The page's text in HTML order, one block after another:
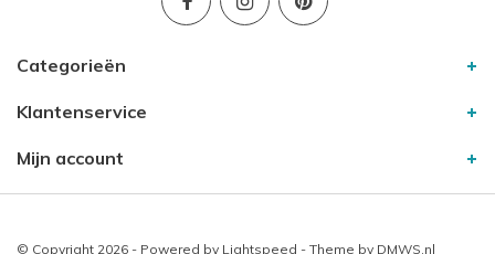
Categorieën
Klantenservice
Mijn account
© Copyright 2026 - Powered by Lightspeed - Theme by DMWS.nl